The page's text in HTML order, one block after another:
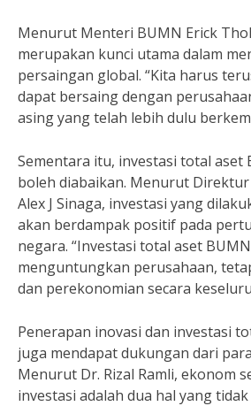
Menurut Menteri BUMN Erick
merupakan kunci utama dalam
persaingan global. “Kita harus
dapat bersaing dengan
asing yang telah lebih dulu
Sementara itu, investasi total aset
boleh diabaikan. Menurut
Alex J Sinaga, investasi yang
akan berdampak positif pada
negara. “Investasi total aset
menguntungkan perusahaan,
dan perekonomian secara
Penerapan inovasi dan investasi
juga mendapat dukungan dari
Menurut Dr. Rizal Ramli, ekonom
investasi adalah dua hal yang